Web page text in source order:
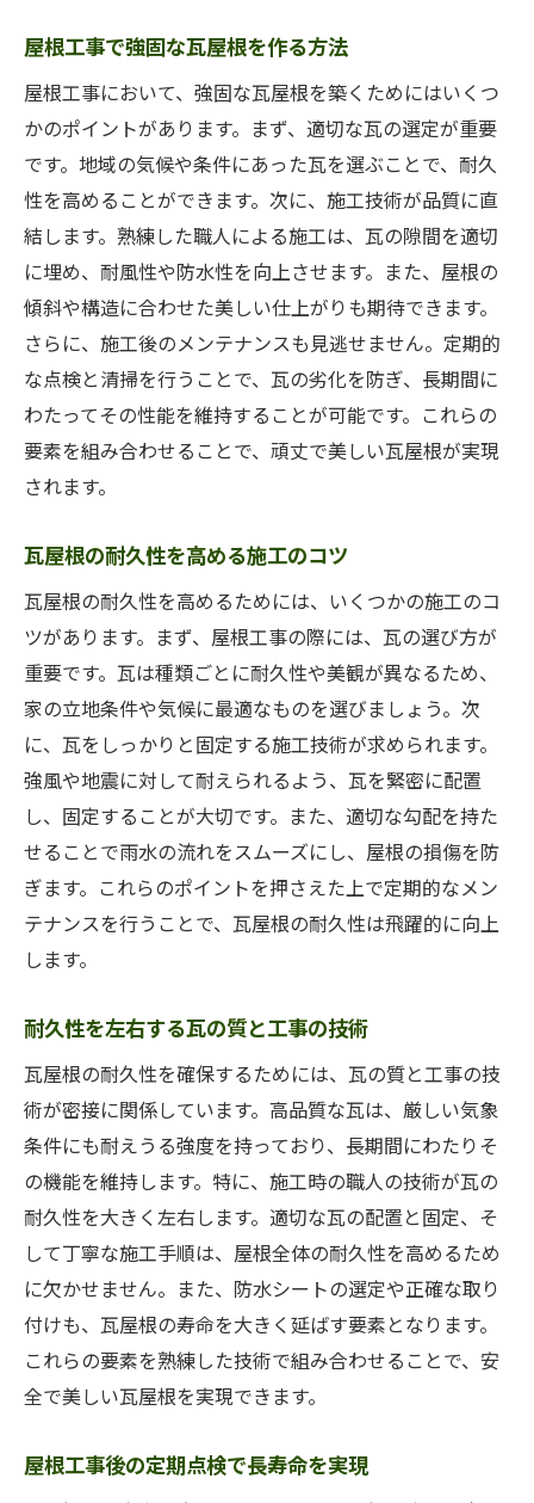
屋根工事で強固な瓦屋根を作る方法
屋根工事において、強固な瓦屋根を築くためにはいくつ
かのポイントがあります。まず、適切な瓦の選定が重要
です。地域の気候や条件にあった瓦を選ぶことで、耐久
性を高めることができます。次に、施工技術が品質に直
結します。熟練した職人による施工は、瓦の隙間を適切
に埋め、耐風性や防水性を向上させます。また、屋根の
傾斜や構造に合わせた美しい仕上がりも期待できます。
さらに、施工後のメンテナンスも見逃せません。定期的
な点検と清掃を行うことで、瓦の劣化を防ぎ、長期間に
わたってその性能を維持することが可能です。これらの
要素を組み合わせることで、頑丈で美しい瓦屋根が実現
されます。
瓦屋根の耐久性を高める施工のコツ
瓦屋根の耐久性を高めるためには、いくつかの施工のコ
ツがあります。まず、屋根工事の際には、瓦の選び方が
重要です。瓦は種類ごとに耐久性や美観が異なるため、
家の立地条件や気候に最適なものを選びましょう。次
に、瓦をしっかりと固定する施工技術が求められます。
強風や地震に対して耐えられるよう、瓦を緊密に配置
し、固定することが大切です。また、適切な勾配を持た
せることで雨水の流れをスムーズにし、屋根の損傷を防
ぎます。これらのポイントを押さえた上で定期的なメン
テナンスを行うことで、瓦屋根の耐久性は飛躍的に向上
します。
耐久性を左右する瓦の質と工事の技術
瓦屋根の耐久性を確保するためには、瓦の質と工事の技
術が密接に関係しています。高品質な瓦は、厳しい気象
条件にも耐えうる強度を持っており、長期間にわたりそ
の機能を維持します。特に、施工時の職人の技術が瓦の
耐久性を大きく左右します。適切な瓦の配置と固定、そ
して丁寧な施工手順は、屋根全体の耐久性を高めるため
に欠かせません。また、防水シートの選定や正確な取り
付けも、瓦屋根の寿命を大きく延ばす要素となります。
これらの要素を熟練した技術で組み合わせることで、安
全で美しい瓦屋根を実現できます。
屋根工事後の定期点検で長寿命を実現